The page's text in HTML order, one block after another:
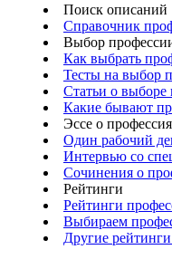
Поиск описаний
Справочник
Выбор
Как выбрать
Тесты на выбор
Статьи о выборе
Какие бывают
Эссе о
Один рабочий
Интервью со
Сочинения о
Рейтинги
Рейтинги
Выбираем
Другие